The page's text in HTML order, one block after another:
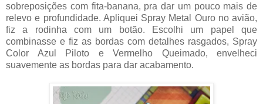
sobreposições com fita-banana, pra dar um pouco mais de
relevo e profundidade. Apliquei Spray Metal Ouro no avião,
fiz a rodinha com um botão. Escolhi um papel que
combinasse e fiz as bordas com detalhes rasgados, Spray
Color Azul Piloto e Vermelho Queimado, envelheci
suavemente as bordas para dar acabamento.